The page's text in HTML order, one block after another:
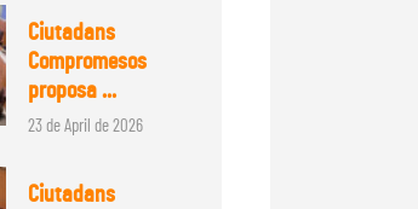
Ciutadans
Compromesos
proposa ...
23 de April de 2026
Ciutadans